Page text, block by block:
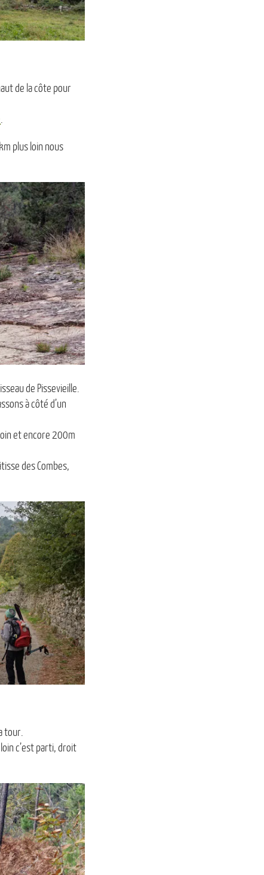
de la côte pour
plus loin nous
de Pissevieille.
à côté d’un
et encore 200m
des Combes,
tour.
c’est parti, droit